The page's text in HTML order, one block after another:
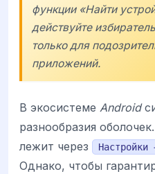
функции «Найти
действуйте
только для
приложений.
В экосистеме Android
разнообразия
лежит через
Настройки
Однако, чтобы